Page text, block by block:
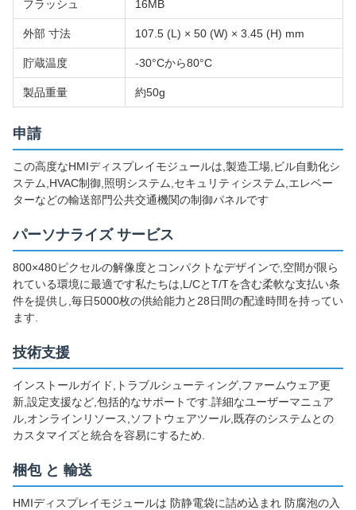
フラッシュ 16MB
外部 寸法 107.5 (L) × 50 (W) × 3.45 (H) mm
貯蔵温度 -30°Cから80°C
製品重量 約50g
申請
この高度なHMIディスプレイモジュールは,製造工場,ビル自動化シ
ステム,HVAC制御,照明システム,セキュリティシステム,エレベー
ターなどの輸送部門公共交通機関の制御パネルです
パーソナライズ サービス
800×480ピクセルの解像度とコンパクトなデザインで,空間が限ら
れている環境に最適です私たちは,L/CとT/Tを含む柔軟な支払い条
件を提供し,毎日5000枚の供給能力と28日間の配達時間を持ってい
ます.
技術支援
インストールガイド,トラブルシューティング,ファームウェア更
新,設定支援など,包括的なサポートです.詳細なユーザーマニュア
ル,オンラインリソース,ソフトウェアツール,既存のシステムとの
カスタマイズと統合を容易にするため.
梱包 と 輸送
HMIディスプレイモジュールは 防静電袋に詰め込まれ 防腐泡の入